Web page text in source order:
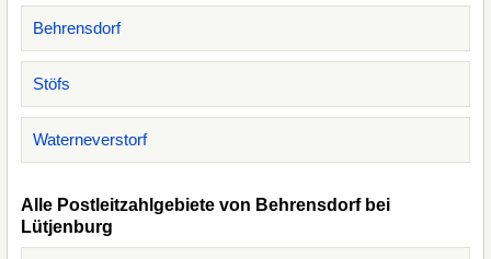
Behrensdorf
Stöfs
Waterneverstorf
Alle Postleitzahlgebiete von Behrensdorf bei
Lütjenburg